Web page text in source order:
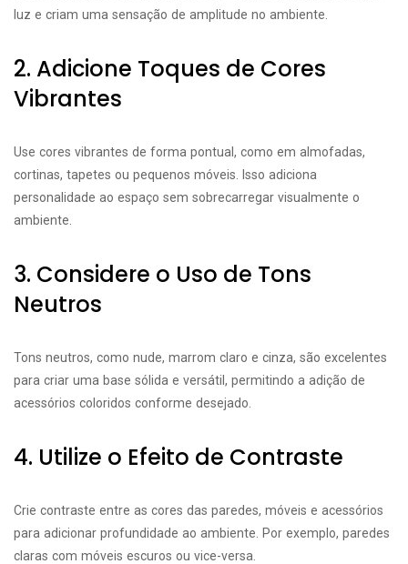
luz e criam uma sensação de amplitude no ambiente.
2. Adicione Toques de Cores
Vibrantes
Use cores vibrantes de forma pontual, como em almofadas,
cortinas, tapetes ou pequenos móveis. Isso adiciona
personalidade ao espaço sem sobrecarregar visualmente o
ambiente.
3. Considere o Uso de Tons
Neutros
Tons neutros, como nude, marrom claro e cinza, são excelentes
para criar uma base sólida e versátil, permitindo a adição de
acessórios coloridos conforme desejado.
4. Utilize o Efeito de Contraste
Crie contraste entre as cores das paredes, móveis e acessórios
para adicionar profundidade ao ambiente. Por exemplo, paredes
claras com móveis escuros ou vice-versa.